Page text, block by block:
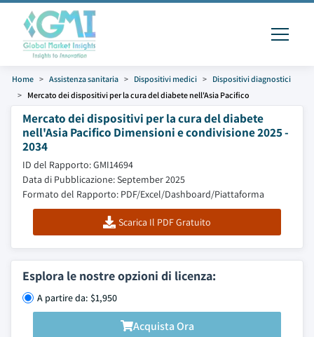
Home Assistenza sanitaria Dispositivi medici
Dispositivi diagnostici
Mercato dei dispositivi per la cura del diabete nell'Asia Pacifico
Mercato dei dispositivi per la cura del diabete
nell'Asia Pacifico Dimensioni e condivisione 2025 -
2034
ID del Rapporto: GMI14694
Data di Pubblicazione: September 2025
Formato del Rapporto: PDF/Excel/Dashboard/Piattaforma
Scarica Il PDF Gratuito
Esplora le nostre opzioni di licenza:
A partire da: $1,950
Acquista Ora